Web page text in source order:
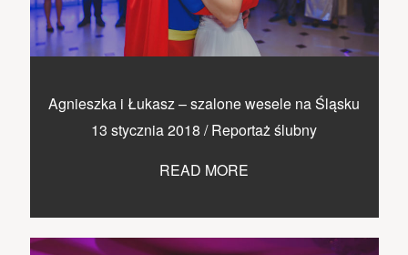
Agnieszka i Łukasz – szalone wesele na Śląsku
13 stycznia 2018 /Reportaż ślubny
READ MORE